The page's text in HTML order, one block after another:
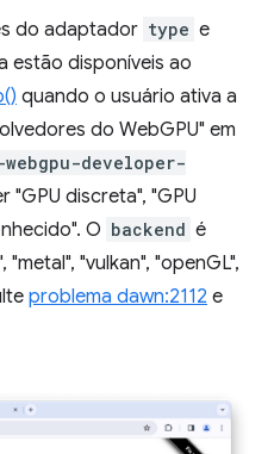
do adaptador type e
estão disponíveis ao
quando o usuário ativa a
do WebGPU" em
developer-
"GPU discreta", "GPU
O backend é
"metal", "vulkan", "openGL",
problema dawn:2112 e